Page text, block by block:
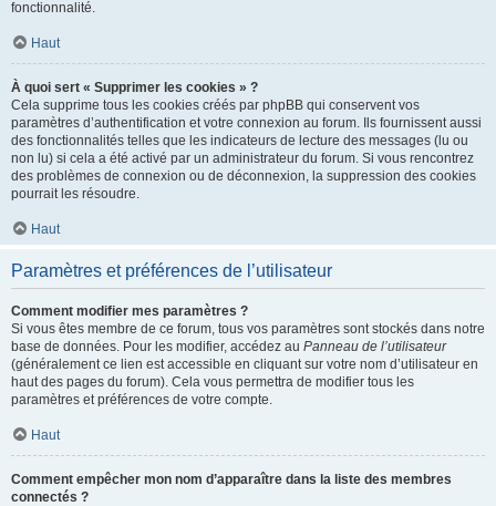
fonctionnalité.
Haut
À quoi sert « Supprimer les cookies » ?
Cela supprime tous les cookies créés par phpBB qui conservent vos
paramètres d’authentification et votre connexion au forum. Ils fournissent aussi
des fonctionnalités telles que les indicateurs de lecture des messages (lu ou
non lu) si cela a été activé par un administrateur du forum. Si vous rencontrez
des problèmes de connexion ou de déconnexion, la suppression des cookies
pourrait les résoudre.
Haut
Paramètres et préférences de l’utilisateur
Comment modifier mes paramètres ?
Si vous êtes membre de ce forum, tous vos paramètres sont stockés dans notre
base de données. Pour les modifier, accédez au Panneau de l’utilisateur
(généralement ce lien est accessible en cliquant sur votre nom d’utilisateur en
haut des pages du forum). Cela vous permettra de modifier tous les
paramètres et préférences de votre compte.
Haut
Comment empêcher mon nom d’apparaître dans la liste des membres
connectés ?